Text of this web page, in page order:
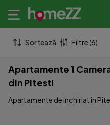
Sortează Filtre (6)
Apartamente 1
din Pitesti
Apartamente de inchiriat in